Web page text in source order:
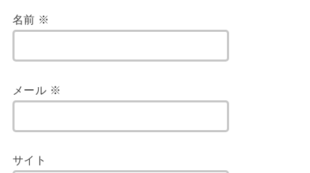
名前 ※
メール ※
サイト